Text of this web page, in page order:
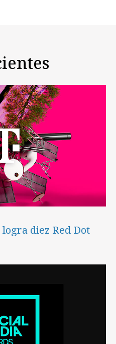
diez Red Dot